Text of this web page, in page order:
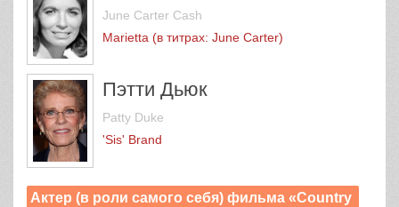
June Carter Cash
Marietta (в титрах: June Carter)
Пэтти Дьюк
Patty Duke
'Sis' Brand
Актер (в роли самого себя) фильма «Country